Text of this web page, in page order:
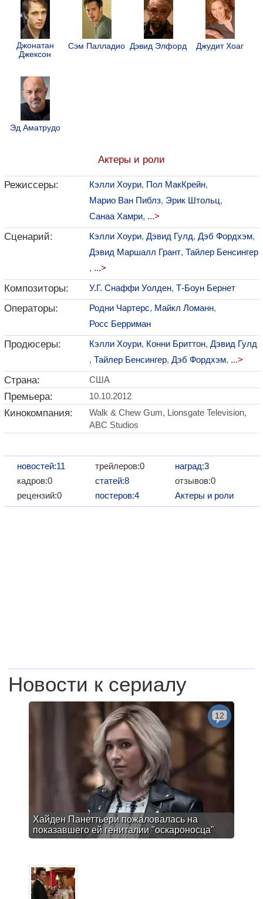
Джонатан
Джексон
Сэм Палладио Дэвид Элфорд Джудит Хоаг
Эд Аматрудо
Актеры и роли
Режиссеры: Кэлли Хоури, Пол МакКрейн,
Марио Ван Пиблз, Эрик Штольц,
Санаа Хамри, ...>
Сценарий: Кэлли Хоури, Дэвид Гулд, Дэб Фордхэм,
Дэвид Маршалл Грант, Тайлер Бенсингер
, ...>
Композиторы: У.Г. Снаффи Уолден, Т-Боун Бернет
Операторы: Родни Чартерс, Майкл Ломанн,
Росс Берриман
Продюсеры: Кэлли Хоури, Конни Бриттон, Дэвид Гулд
, Тайлер Бенсингер, Дэб Фордхэм, ...>
Страна: США
Премьера: 10.10.2012
Кинокомпания:
Walk & Chew Gum, Lionsgate Television,
ABC Studios
новостей:11
кадров:0
рецензий:0
трейлеров:0
статей:8
постеров:4
наград:3
отзывов:0
Актеры и роли
Новости к сериалу
Хайден Панеттьери пожаловалась на
показавшего ей гениталии "оскароносца"
12